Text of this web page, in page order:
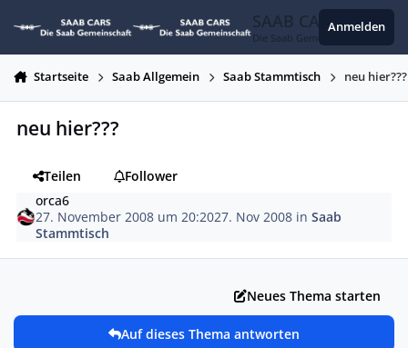
SAAB CARS
Die Saab Gemeinschaft
Anmelden
Startseite Saab Allgemein Saab Stammtisch neu hier???
neu hier???
Teilen
Follower
orca6
27. November 2008 um 20:2027. Nov 2008 inSaab
Stammtisch
Neues Thema starten
Auf dieses Thema antworten